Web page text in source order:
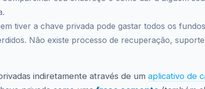
tiver a chave privada pode gastar todos os
Não existe processo de recuperação,
indiretamente através de um aplicativo de